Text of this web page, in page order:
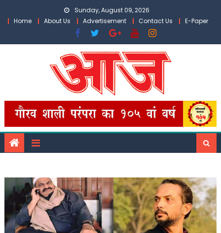
Sunday, August 09, 2026
Home
About Us Advertisement Contact Us E-Paper